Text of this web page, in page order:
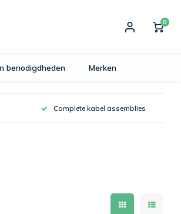
0
benodigdheden Merken
Complete kabel assemblies